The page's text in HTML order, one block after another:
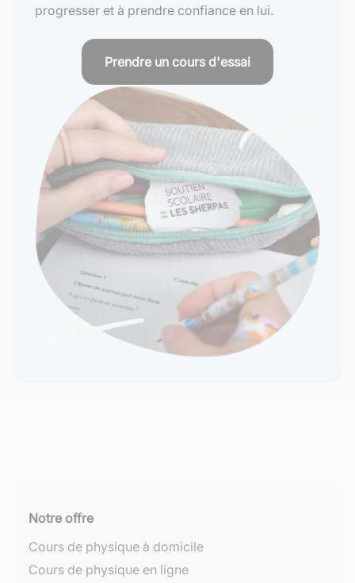
progresser et à prendre confiance en lui.
Prendre un cours d'essai
Notre offre
Cours de physique à domicile
Cours de physique en ligne